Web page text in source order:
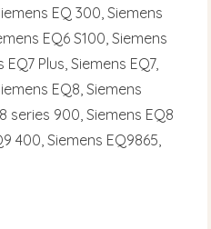
EQ 300, Siemens
EQ6 S100, Siemens
Plus, Siemens EQ7,
EQ8, Siemens
series 900, Siemens EQ8
400, Siemens EQ9865,